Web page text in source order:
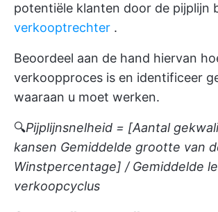
potentiële klanten door de pijplijn
verkooptrechter .
Beoordeel aan de hand hiervan
verkoopproces is en identificeer
waaraan u moet werken.
🔍Pijplijnsnelheid = [Aantal
kansen Gemiddelde grootte van
Winstpercentage] / Gemiddelde
verkoopcyclus